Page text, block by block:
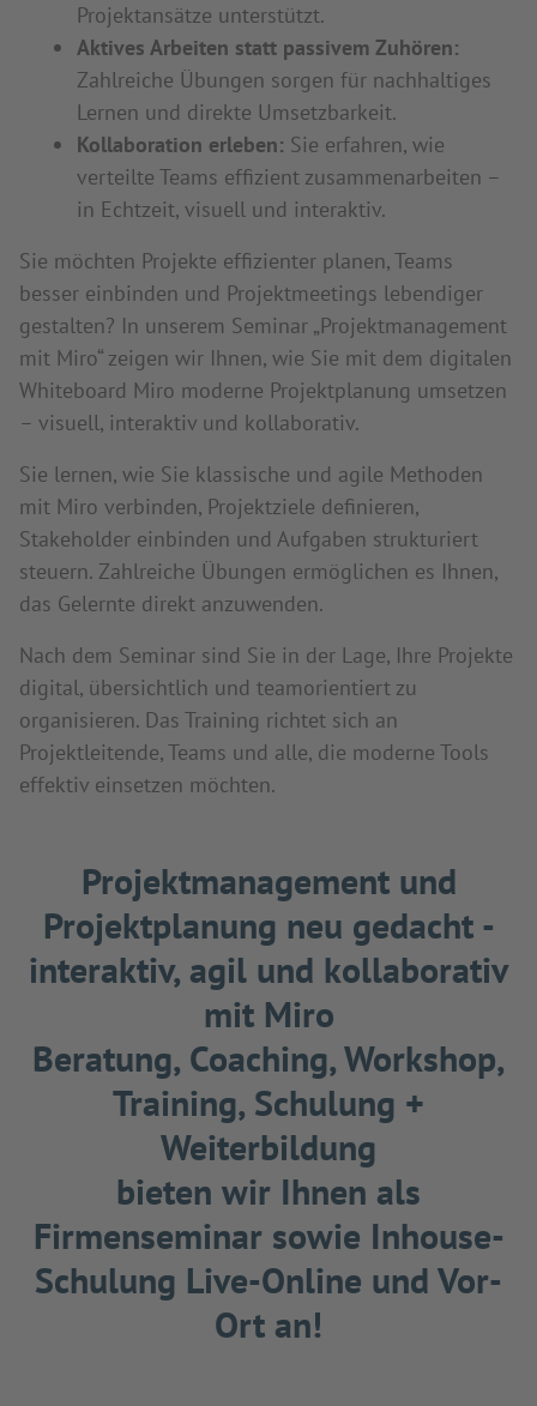
Projektansätze unterstützt.
Aktives Arbeiten statt passivem Zuhören:
Zahlreiche Übungen sorgen für nachhaltiges
Lernen und direkte Umsetzbarkeit.
Kollaboration erleben: Sie erfahren, wie
verteilte Teams effizient zusammenarbeiten –
in Echtzeit, visuell und interaktiv.
Sie möchten Projekte effizienter planen, Teams
besser einbinden und Projektmeetings lebendiger
gestalten? In unserem Seminar „Projektmanagement
mit Miro“ zeigen wir Ihnen, wie Sie mit dem digitalen
Whiteboard Miro moderne Projektplanung umsetzen
– visuell, interaktiv und kollaborativ.
Sie lernen, wie Sie klassische und agile Methoden
mit Miro verbinden, Projektziele definieren,
Stakeholder einbinden und Aufgaben strukturiert
steuern. Zahlreiche Übungen ermöglichen es Ihnen,
das Gelernte direkt anzuwenden.
Nach dem Seminar sind Sie in der Lage, Ihre Projekte
digital, übersichtlich und teamorientiert zu
organisieren. Das Training richtet sich an
Projektleitende, Teams und alle, die moderne Tools
effektiv einsetzen möchten.
Projektmanagement und
Projektplanung neu gedacht -
interaktiv, agil und kollaborativ
mit Miro
Beratung, Coaching, Workshop,
Training, Schulung +
Weiterbildung
bieten wir Ihnen als
Firmenseminar sowie Inhouse-
Schulung Live-Online und Vor-
Ort an!